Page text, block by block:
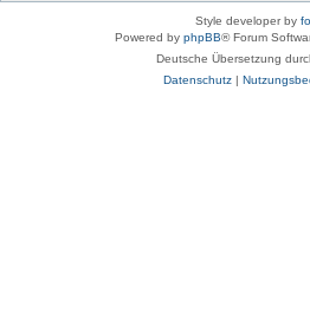
Style developer by
Powered by phpBB® Forum
Deutsche Übersetzung
Datenschutz|